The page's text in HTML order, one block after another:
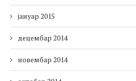
јануар 2015
децембар 2014
новембар 2014